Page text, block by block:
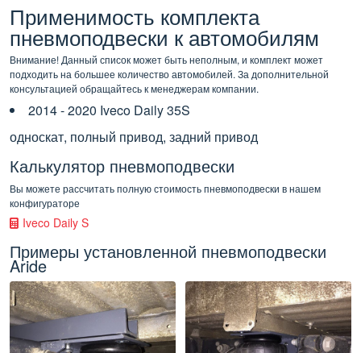
Применимость комплекта
пневмоподвески к автомобилям
Внимание! Данный список может быть неполным, и комплект может
подходить на большее количество автомобилей. За дополнительной
консультацией обращайтесь к менеджерам компании.
2014 - 2020 Iveco Daily 35S
односкат, полный привод, задний привод
Калькулятор пневмоподвески
Вы можете рассчитать полную стоимость пневмоподвески в нашем
конфигураторе
Iveco Daily S
Примеры установленной пневмоподвески
Aride